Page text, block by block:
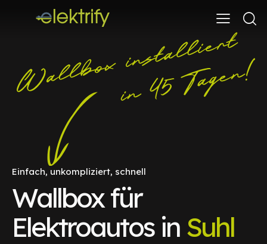
Einfach, unkompliziert, schnell
Wallbox für
Elektroautos in Suhl